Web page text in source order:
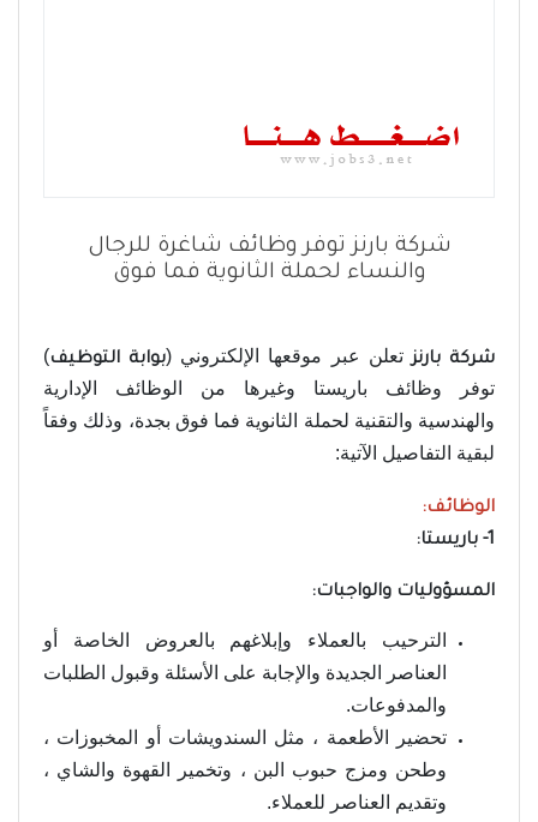
شركة بارنز توفر وظائف شاغرة للرجال
والنساء لحملة الثانوية فما فوق
شركة بارنز تعلن عبر موقعها الإلكتروني (بوابة التوظيف)
توفر وظائف باريستا وغيرها من الوظائف الإدارية
والهندسية والتقنية لحملة الثانوية فما فوق بجدة، وذلك وفقاً
لبقية التفاصيل الآتية:
الوظائف:
1- باريستا:
المسؤوليات والواجبات:
الترحيب بالعملاء وإبلاغهم بالعروض الخاصة أو
العناصر الجديدة والإجابة على الأسئلة وقبول الطلبات
والمدفوعات.
تحضير الأطعمة ، مثل السندويشات أو المخبوزات ،
وطحن ومزج حبوب البن ، وتخمير القهوة والشاي ،
وتقديم العناصر للعملاء.